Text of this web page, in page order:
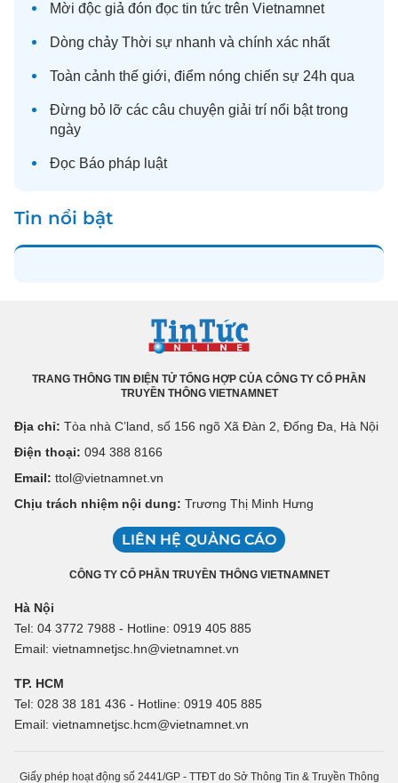
Mời độc giả đón đọc tin tức trên Vietnamnet
Dòng chảy Thời sự nhanh và chính xác nhất
Toàn cảnh thế giới, điểm nóng chiến sự 24h qua
Đừng bỏ lỡ các câu chuyện giải trí nổi bật trong
ngày
Đọc Báo pháp luật
Tin nổi bật
TRANG THÔNG TIN ĐIỆN TỬ TỔNG HỢP CỦA CÔNG TY CỔ PHẦN
TRUYỀN THÔNG VIETNAMNET
Địa chỉ: Tòa nhà C’land, số 156 ngõ Xã Đàn 2, Đống Đa, Hà Nội
Điện thoại: 094 388 8166
Email: ttol@vietnamnet.vn
Chịu trách nhiệm nội dung: Trương Thị Minh Hưng
LIÊN HỆ QUẢNG CÁO
CÔNG TY CỔ PHẦN TRUYỀN THÔNG VIETNAMNET
Hà Nội
Tel: 04 3772 7988 - Hotline: 0919 405 885
Email: vietnamnetjsc.hn@vietnamnet.vn
TP. HCM
Tel: 028 38 181 436 - Hotline: 0919 405 885
Email: vietnamnetjsc.hcm@vietnamnet.vn
Giấy phép hoạt động số 2441/GP - TTĐT do Sở Thông Tin & Truyền Thông